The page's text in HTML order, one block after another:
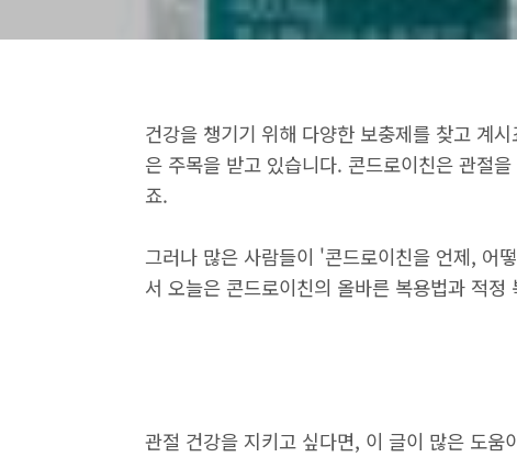
건강을 챙기기 위해 다양한 보충제를 찾고 계
은 주목을 받고 있습니다. 콘드로이친은 관절
죠.
그러나 많은 사람들이 '콘드로이친을 언제, 어
서 오늘은 콘드로이친의 올바른 복용법과 적
관절 건강을 지키고 싶다면, 이 글이 많은 도